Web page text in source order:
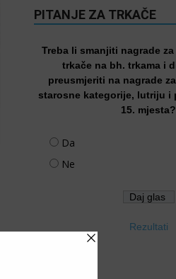
PITANJE ZA TRKAČE
Treba li smanjiti nagrade
trkače na bh. trkama i
preusmjeriti na nagrade
starosne kategorije, lutriju i
15. mjesta?
Da
Ne
Rezultati